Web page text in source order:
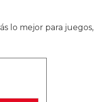
lo mejor para juegos,